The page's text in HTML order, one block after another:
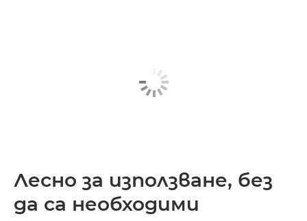
Лесно за използване, без
да са необходими